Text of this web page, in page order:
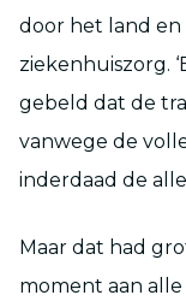
door het land
ziekenhuiszorg.
gebeld dat de
vanwege de
inderdaad de
Maar dat had
moment aan